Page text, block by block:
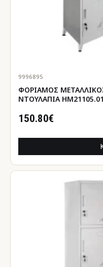
9996895
ΦΟΡΙΑΜΟΣ
ΝΤΟΥΛΑΠΙΑ
150.80€